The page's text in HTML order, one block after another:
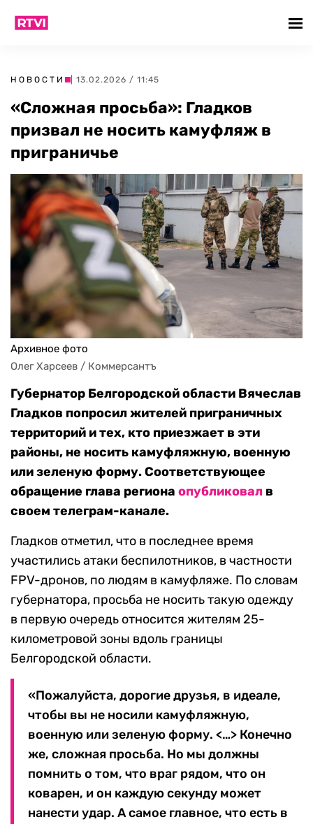
НОВОСТИ | 13.02.2026 / 11:45
«Сложная просьба»: Гладков
призвал не носить камуфляж в
приграничье
Архивное фото
Олег Харсеев / Коммерсантъ
Губернатор Белгородской области Вячеслав
Гладков попросил жителей приграничных
территорий и тех, кто приезжает в эти
районы, не носить камуфляжную, военную
или зеленую форму. Соответствующее
обращение глава региона опубликовал в
своем телеграм-канале.
Гладков отметил, что в последнее время
участились атаки беспилотников, в частности
FPV-дронов, по людям в камуфляже. По словам
губернатора, просьба не носить такую одежду
в первую очередь относится жителям 25-
километровой зоны вдоль границы
Белгородской области.
«Пожалуйста, дорогие друзья, в идеале,
чтобы вы не носили камуфляжную,
военную или зеленую форму. <…> Конечно
же, сложная просьба. Но мы должны
помнить о том, что враг рядом, что он
коварен, и он каждую секунду может
нанести удар. А самое главное, что есть в